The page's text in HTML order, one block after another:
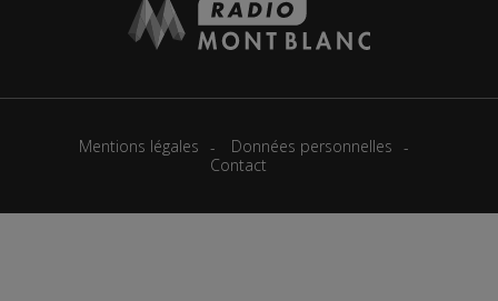
Mentions légales
Données personnelles
Contact